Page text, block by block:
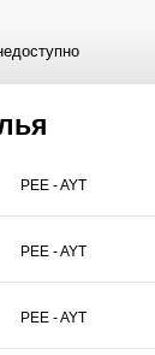
PEE - AYT
PEE - AYT
PEE - AYT